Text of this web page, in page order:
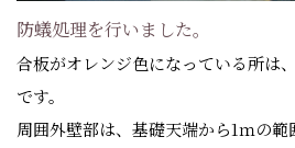
防蟻処理を行いました。
合板がオレンジ色になっている所は
です。
周囲外壁部は、基礎天端から1ｍの範